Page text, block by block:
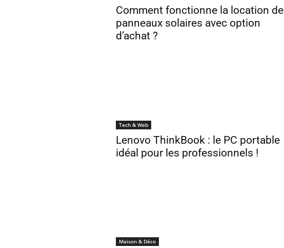
Comment fonctionne la location de
panneaux solaires avec option
d’achat ?
Tech & Web
Lenovo ThinkBook : le PC portable
idéal pour les professionnels !
Maison & Déco